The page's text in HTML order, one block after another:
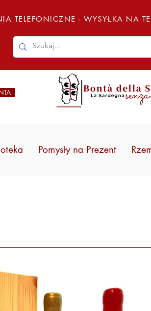
TELEFONICZNE - WYSYŁKA NA
Pomysły na Prezent